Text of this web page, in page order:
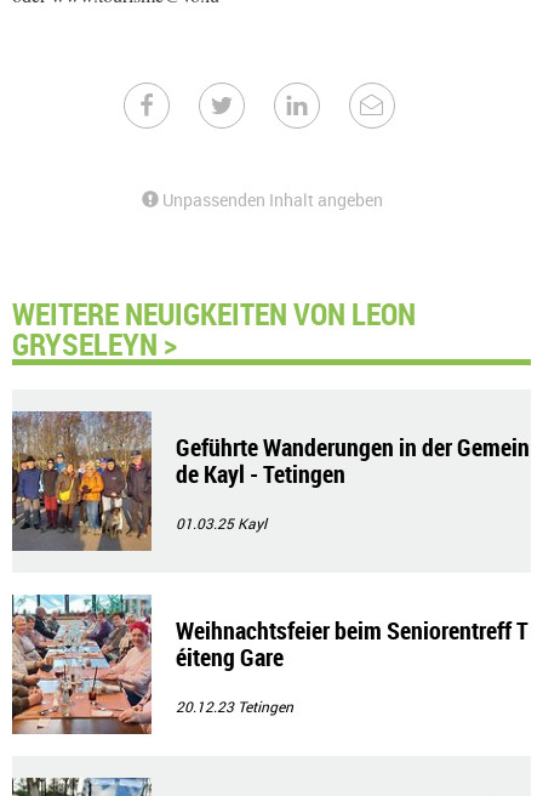
Unpassenden Inhalt angeben
WEITERE NEUIGKEITEN VON LEON
GRYSELEYN >
Geführte Wanderungen in der Gemein
de Kayl - Tetingen
01.03.25Kayl
Weihnachtsfeier beim Seniorentreff T
éiteng Gare
20.12.23 Tetingen